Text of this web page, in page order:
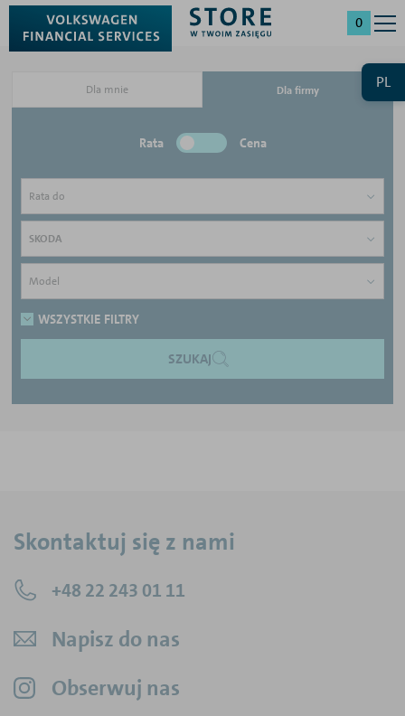
PL
0
Dla mnie Dla firmy
Rata Cena
Rata do
SKODA
Model
WSZYSTKIE FILTRY
SZUKAJ
Skontaktuj się z nami
+48 22 243 01 11
Napisz do nas
Obserwuj nas